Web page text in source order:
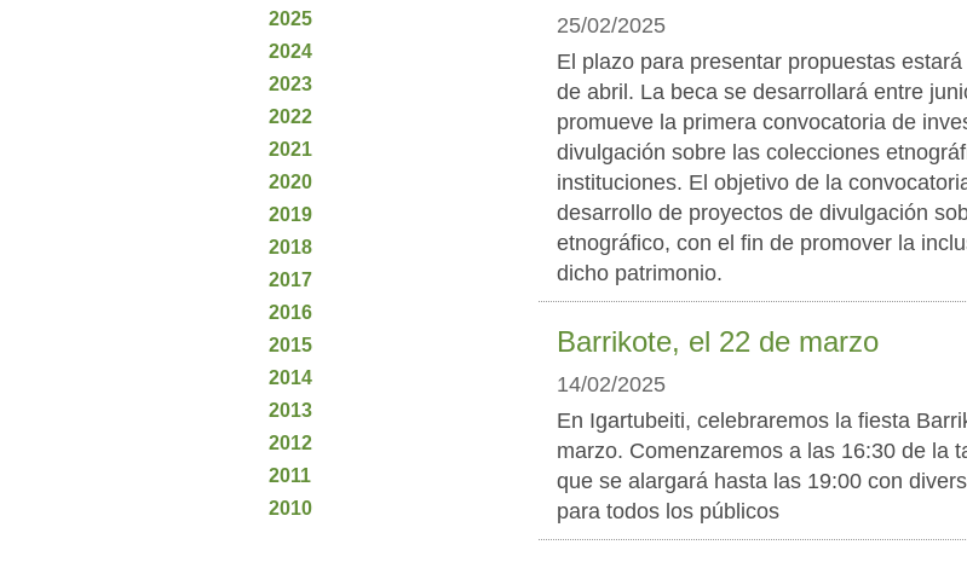
25/02/2025
El plazo para presentar propuestas
de abril. La beca se desarrollará entre
promueve la primera convocatoria de
divulgación sobre las colecciones
instituciones. El objetivo de la
desarrollo de proyectos de divulgación
etnográfico, con el fin de promover la
dicho patrimonio.
Barrikote, el 22 de marzo
14/02/2025
En Igartubeiti, celebraremos la fiesta
marzo. Comenzaremos a las 16:30 de la
que se alargará hasta las 19:00 con
para todos los públicos
2025
2024
2023
2022
2021
2020
2019
2018
2017
2016
2015
2014
2013
2012
2011
2010